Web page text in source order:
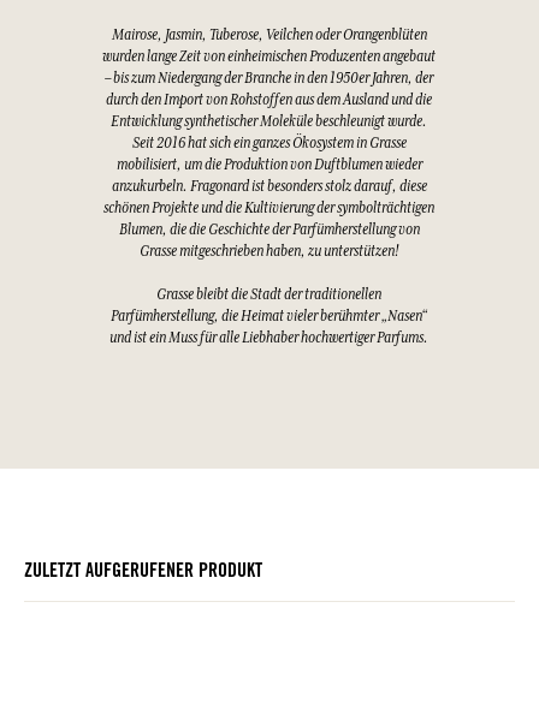
Mairose, Jasmin, Tuberose, Veilchen oder Orangenblüten
wurden lange Zeit von einheimischen Produzenten angebaut
– bis zum Niedergang der Branche in den 1950er Jahren, der
durch den Import von Rohstoffen aus dem Ausland und die
Entwicklung synthetischer Moleküle beschleunigt wurde.
Seit 2016 hat sich ein ganzes Ökosystem in Grasse
mobilisiert, um die Produktion von Duftblumen wieder
anzukurbeln. Fragonard ist besonders stolz darauf, diese
schönen Projekte und die Kultivierung der symbolträchtigen
Blumen, die die Geschichte der Parfümherstellung von
Grasse mitgeschrieben haben, zu unterstützen!
Grasse bleibt die Stadt der traditionellen
Parfümherstellung, die Heimat vieler berühmter „Nasen“
und ist ein Muss für alle Liebhaber hochwertiger Parfums.
ZULETZT AUFGERUFENER PRODUKT